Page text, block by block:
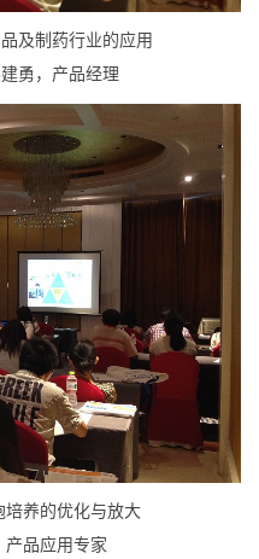
及制药行业的应用
勇，产品经理
培养的优化与放大
产品应用专家